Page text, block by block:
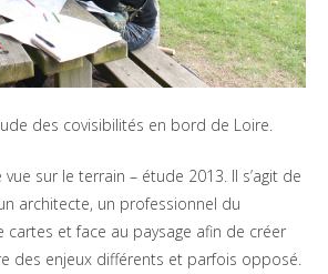
des covisibilités en bord de Loire.
sur le terrain – étude 2013. Il s’agit de
architecte, un professionnel du
et face au paysage afin de créer
des enjeux différents et parfois opposé.